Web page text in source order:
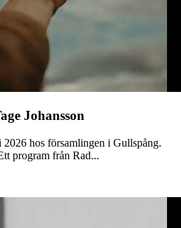
Johansson
hos församlingen i Gullspång.
program från Rad...